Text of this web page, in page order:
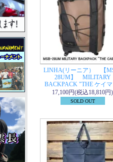
LINHA(リーニア） 【
28UM】 MILITARY
BACKPACK "THE ケイ
17,100円(税込18,810円)
SOLD OUT